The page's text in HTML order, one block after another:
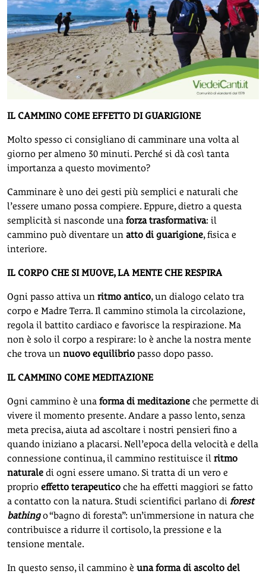
IL CAMMINO COME EFFETTO DI GUARIGIONE
Molto spesso ci consigliano di camminare una volta al
giorno per almeno 30 minuti. Perché si dà così tanta
importanza a questo movimento?
Camminare è uno dei gesti più semplici e naturali che
l’essere umano possa compiere. Eppure, dietro a questa
semplicità si nasconde una forza trasformativa: il
cammino può diventare un atto di guarigione, fisica e
interiore.
IL CORPO CHE SI MUOVE, LA MENTE CHE RESPIRA
Ogni passo attiva un ritmo antico, un dialogo celato tra
corpo e Madre Terra. Il cammino stimola la circolazione,
regola il battito cardiaco e favorisce la respirazione. Ma
non è solo il corpo a respirare: lo è anche la nostra mente
che trova un nuovo equilibrio passo dopo passo.
IL CAMMINO COME MEDITAZIONE
Ogni cammino è una forma di meditazione che permette di
vivere il momento presente. Andare a passo lento, senza
meta precisa, aiuta ad ascoltare i nostri pensieri fino a
quando iniziano a placarsi. Nell’epoca della velocità e della
connessione continua, il cammino restituisce il ritmo
naturale di ogni essere umano. Si tratta di un vero e
proprio effetto terapeutico che ha effetti maggiori se fatto
a contatto con la natura. Studi scientifici parlano di forest
bathingo “bagno di foresta”: un’immersione in natura che
contribuisce a ridurre il cortisolo, la pressione e la
tensione mentale.
In questo senso, il cammino è una forma di ascolto del